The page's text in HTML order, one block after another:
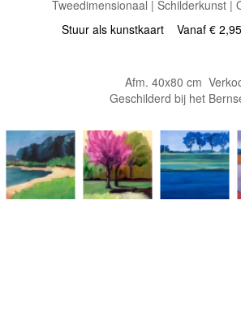
Tweedimensionaal | Schilderkunst |
Stuur als kunstkaart Vanaf €
Afm. 40x80 cm
Geschilderd bij het